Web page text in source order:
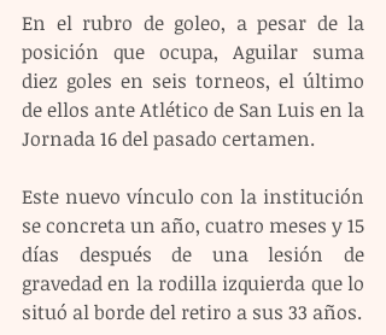
En el rubro de goleo, a pesar de la
posición que ocupa, Aguilar suma
diez goles en seis torneos, el último
de ellos ante Atlético de San Luis en la
Jornada 16 del pasado certamen.
Este nuevo vínculo con la institución
se concreta un año, cuatro meses y 15
días después de una lesión de
gravedad en la rodilla izquierda que lo
situó al borde del retiro a sus 33 años.